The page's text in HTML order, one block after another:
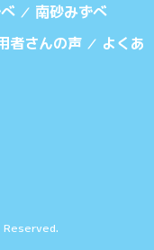
／ 南砂みずべ
者さんの声 ／ よくあ